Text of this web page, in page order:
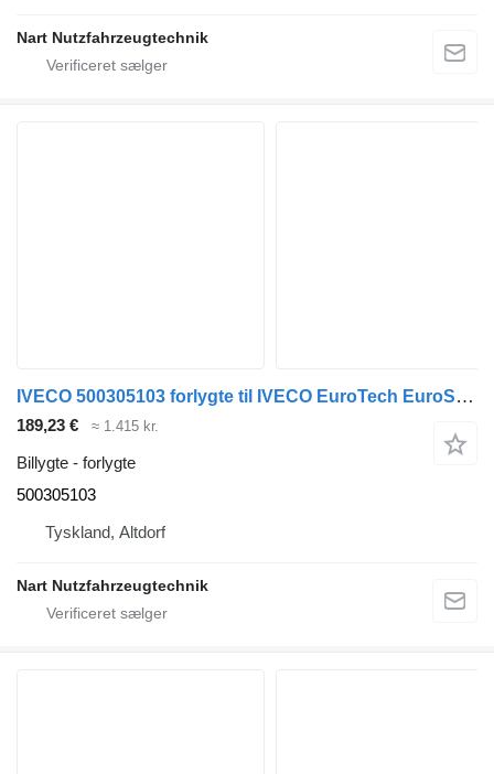
Nart Nutzfahrzeugtechnik
IVECO 500305103 forlygte til IVECO EuroTech EuroStar lastbil
189,23 € ≈ 1.415 kr.
Billygte - forlygte
500305103
Tyskland, Altdorf
Nart Nutzfahrzeugtechnik